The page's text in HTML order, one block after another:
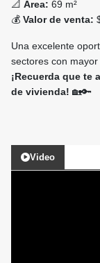
📐 Área: 69 m²
💰 Valor de venta:
Una excelente
sectores con mayor
¡Recuerda que te
de vivienda! 🏡🔑
Video